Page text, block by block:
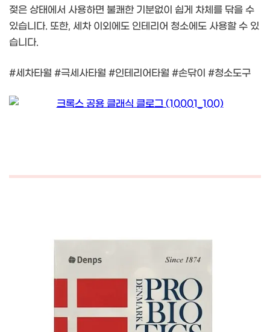
젖은 상태에서 사용하면 불쾌한 기분없이 쉽게 차체를 닦을 수
있습니다. 또한, 세차 이외에도 인테리어 청소에도 사용할 수 있
습니다.
#세차타월 #극세사타월 #인테리어타월 #손닦이 #청소도구